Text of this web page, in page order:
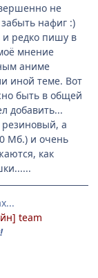
не
нафиг :)
и редко пишу в
мнение
аниме
иной теме. Вот
быть в общей
добавить...
а
Мб.) и очень
как
team